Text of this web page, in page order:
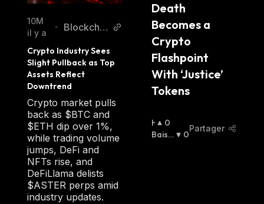
10M
il y a
•
Blockchai
Crypto Industry Sees
Slight Pullback as Top
Assets Reflect
Downtrend
Crypto market pulls
back as $BTC and
$ETH dip over 1%,
while trading volume
jumps, DeFi and
NFTs rise, and
DeFiLlama delists
$ASTER perps amid
industry updates.
Death
Becomes a
Crypto
Flashpoint
With ‘Justice’
Tokens
H
A
0
Baissi
0
Partager